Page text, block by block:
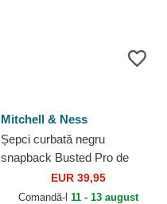
Mitchell & Ness
Șepci curbată negru
snapback Busted Pro de
Detroit Red Wings NHL de
Mitchell & Ness
EUR 39,95
Comandă-l 11 - 13 august